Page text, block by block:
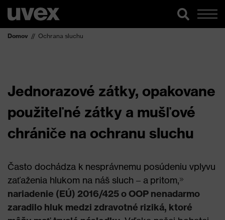
Domov Ochrana sluchu
Jednorazové zátky, opakovane
použiteľné zátky a mušľové
chrániče na ochranu sluchu
Často dochádza k nesprávnemu posúdeniu vplyvu
zaťaženia hlukom na náš sluch – a pritom,
nariadenie (EÚ) 2016/425 o OOP nenadarmo
zaradilo hluk medzi zdravotné riziká, ktoré